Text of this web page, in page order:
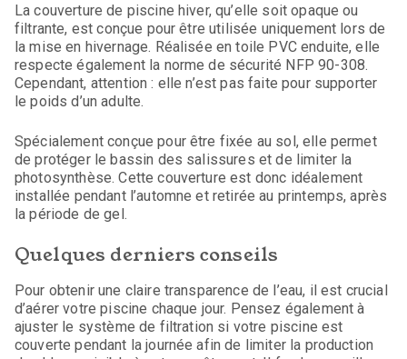
La couverture de piscine hiver, qu’elle soit opaque ou
filtrante, est conçue pour être utilisée uniquement lors de
la mise en hivernage. Réalisée en toile PVC enduite, elle
respecte également la norme de sécurité NFP 90-308.
Cependant, attention : elle n’est pas faite pour supporter
le poids d’un adulte.
Spécialement conçue pour être fixée au sol, elle permet
de protéger le bassin des salissures et de limiter la
photosynthèse. Cette couverture est donc idéalement
installée pendant l’automne et retirée au printemps, après
la période de gel.
Quelques derniers conseils
Pour obtenir une claire transparence de l’eau, il est crucial
d’aérer votre piscine chaque jour. Pensez également à
ajuster le système de filtration si votre piscine est
couverte pendant la journée afin de limiter la production